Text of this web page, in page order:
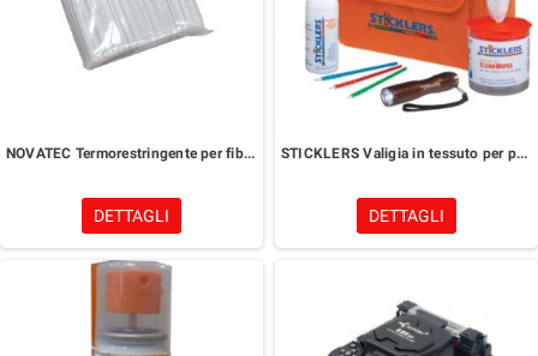
NOVATEC Termorestringente per fibra 45 mm
DETTAGLI
STICKLERS Valigia in tessuto per pulizia di connettori per fibra ottica
DETTAGLI